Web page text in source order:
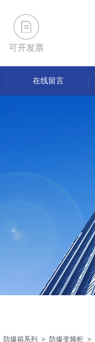
可开发票
在线留言
防爆箱系列 > 防爆变频柜 >